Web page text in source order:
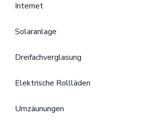
Internet
Solaranlage
Dreifachverglasung
Elektrische Rollläden
Umzäunungen